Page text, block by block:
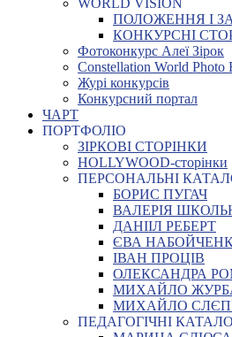
WORLD VISION
ПОЛОЖЕННЯ І
КОНКУРСНІ
Фотоконкурс Алеї Зірок
Constellation World Photo
Журі конкурсів
Конкурсний портал
ЧАРТ
ПОРТФОЛІО
ЗІРКОВІ СТОРІНКИ
HOLLYWOOD-сторінки
ПЕРСОНАЛЬНІ
БОРИС ПУГАЧ
ВАЛЕРІЯ
ДАНІІЛ РЕБЕРТ
ЄВА
ІВАН ПРОЦІВ
ОЛЕКСАНДРА
МИХАЙЛО
МИХАЙЛО
ПЕДАГОГІЧНІ